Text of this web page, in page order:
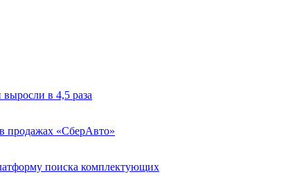
в 4,5 раза
продажах «СберАвто»
поиска комплектующих